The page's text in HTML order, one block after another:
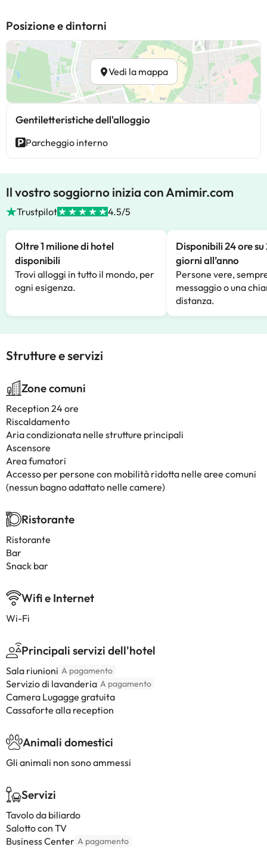
Posizione e dintorni
Vedi la mappa
Gentiletteristiche dell'alloggio
Parcheggio interno
Il vostro soggiorno inizia con Amimir.com
Trustpilot 4.5/5
Oltre 1 milione di hotel
disponibili
Trovi alloggi in tutto il mondo, per
ogni esigenza.
Disponibili 24 ore su
giorni all’anno
Persone vere,
messaggio o una
distanza.
Strutture e servizi
Zone comuni
Reception 24 ore
Riscaldamento
Aria condizionata nelle strutture principali
Ascensore
Area fumatori
Accesso per persone con mobilità ridotta nelle aree comuni
(nessun bagno adattato nelle camere)
Ristorante
Ristorante
Bar
Snack bar
Wifi e Internet
Wi-Fi
Principali servizi dell'hotel
Sala riunioni A pagamento
Servizio di lavanderia A pagamento
Camera Lugagge gratuita
Cassaforte alla reception
Animali domestici
Gli animali non sono ammessi
Servizi
Tavolo da biliardo
Salotto con TV
Business Center A pagamento